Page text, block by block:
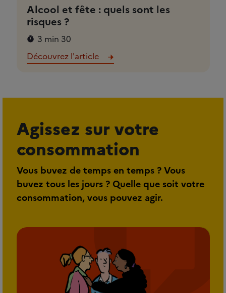
Alcool et fête : quels sont les
risques ?
3 min 30
Découvrez l'article
Agissez sur votre
consommation
Vous buvez de temps en temps ? Vous
buvez tous les jours ? Quelle que soit votre
consommation, vous pouvez agir.